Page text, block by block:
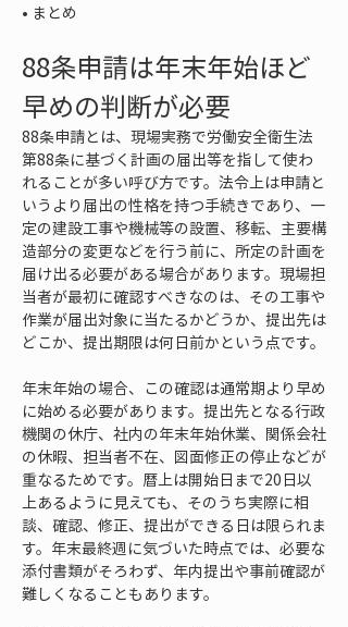
• まとめ
88条申請は年末年始ほど
早めの判断が必要
88条申請とは、現場実務で労働安全衛生法
第88条に基づく計画の届出等を指して使わ
れることが多い呼び方です。法令上は申請と
いうより届出の性格を持つ手続きであり、一
定の建設工事や機械等の設置、移転、主要構
造部分の変更などを行う前に、所定の計画を
届け出る必要がある場合があります。現場担
当者が最初に確認すべきなのは、その工事や
作業が届出対象に当たるかどうか、提出先は
どこか、提出期限は何日前かという点です。
年末年始の場合、この確認は通常期より早め
に始める必要があります。提出先となる行政
機関の休庁、社内の年末年始休業、関係会社
の休暇、担当者不在、図面修正の停止などが
重なるためです。暦上は開始日まで20日以
上あるように見えても、そのうち実際に相
談、確認、修正、提出ができる日は限られま
す。年末最終週に気づいた時点では、必要な
添付書類がそろわず、年内提出や事前確認が
難しくなることもあります。